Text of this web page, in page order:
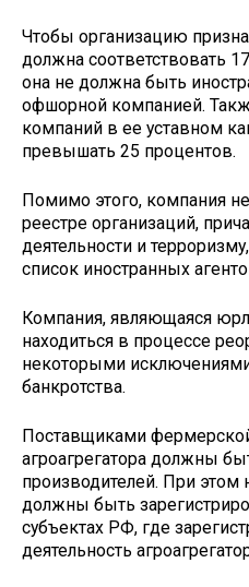
Чтобы организацию
должна соответствовать
она не должна быть
офшорной компанией.
компаний в ее уставном
превышать 25 процентов.
Помимо этого, компания
реестре организаций,
деятельности и
список иностранных
Компания, являющаяся
находиться в процессе
некоторыми
банкротства.
Поставщиками
агроагрегатора должны
производителей. При
должны быть
субъектах РФ, где
деятельность